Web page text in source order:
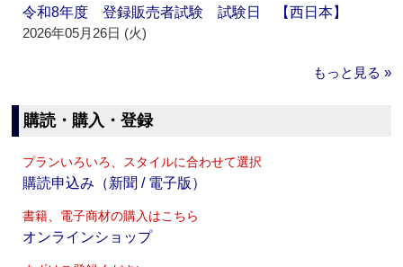
令和8年度 登録販売者試験 試験日 【西日本】
2026年05月26日 (火)
もっと見る »
購読・購入・登録
プランいろいろ、スタイルに合わせて選択
購読申込み（新聞 / 電子版）
書籍、電子商材の購入はこちら
オンラインショップ